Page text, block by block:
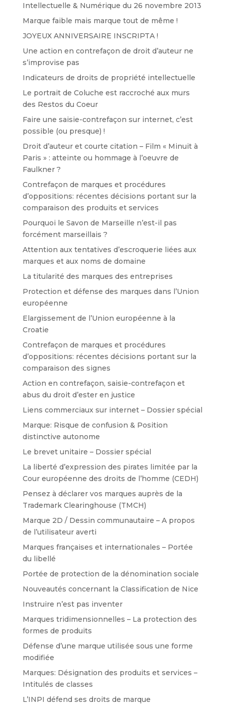
Intellectuelle & Numérique du 26 novembre 2013
Marque faible mais marque tout de même !
JOYEUX ANNIVERSAIRE INSCRIPTA !
Une action en contrefaçon de droit d’auteur ne
s’improvise pas
Indicateurs de droits de propriété intellectuelle
Le portrait de Coluche est raccroché aux murs
des Restos du Coeur
Faire une saisie-contrefaçon sur internet, c’est
possible (ou presque) !
Droit d’auteur et courte citation – Film « Minuit à
Paris » : atteinte ou hommage à l’oeuvre de
Faulkner ?
Contrefaçon de marques et procédures
d’oppositions: récentes décisions portant sur la
comparaison des produits et services
Pourquoi le Savon de Marseille n’est-il pas
forcément marseillais ?
Attention aux tentatives d’escroquerie liées aux
marques et aux noms de domaine
La titularité des marques des entreprises
Protection et défense des marques dans l’Union
européenne
Elargissement de l’Union européenne à la
Croatie
Contrefaçon de marques et procédures
d’oppositions: récentes décisions portant sur la
comparaison des signes
Action en contrefaçon, saisie-contrefaçon et
abus du droit d’ester en justice
Liens commerciaux sur internet – Dossier spécial
Marque: Risque de confusion & Position
distinctive autonome
Le brevet unitaire – Dossier spécial
La liberté d’expression des pirates limitée par la
Cour européenne des droits de l’homme (CEDH)
Pensez à déclarer vos marques auprès de la
Trademark Clearinghouse (TMCH)
Marque 2D / Dessin communautaire – A propos
de l’utilisateur averti
Marques françaises et internationales – Portée
du libellé
Portée de protection de la dénomination sociale
Nouveautés concernant la Classification de Nice
Instruire n’est pas inventer
Marques tridimensionnelles – La protection des
formes de produits
Défense d’une marque utilisée sous une forme
modifiée
Marques: Désignation des produits et services –
Intitulés de classes
L’INPI défend ses droits de marque